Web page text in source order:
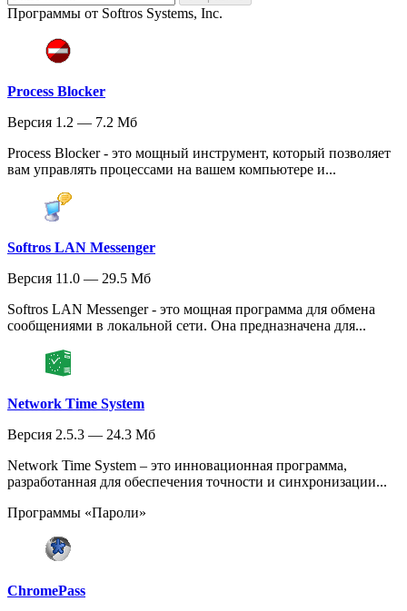
Программы от Softros Systems, Inc.
Process Blocker
Версия 1.2 — 7.2 Мб
Process Blocker - это мощный инструмент, который позволяет
вам управлять процессами на вашем компьютере и...
Softros LAN Messenger
Версия 11.0 — 29.5 Мб
Softros LAN Messenger - это мощная программа для обмена
сообщениями в локальной сети. Она предназначена для...
Network Time System
Версия 2.5.3 — 24.3 Мб
Network Time System – это инновационная программа,
разработанная для обеспечения точности и синхронизации...
Программы «Пароли»
ChromePass